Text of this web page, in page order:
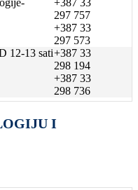
297 757
+387 33
297 573
12-13 sati+387 33
298 194
+387 33
298 736
I